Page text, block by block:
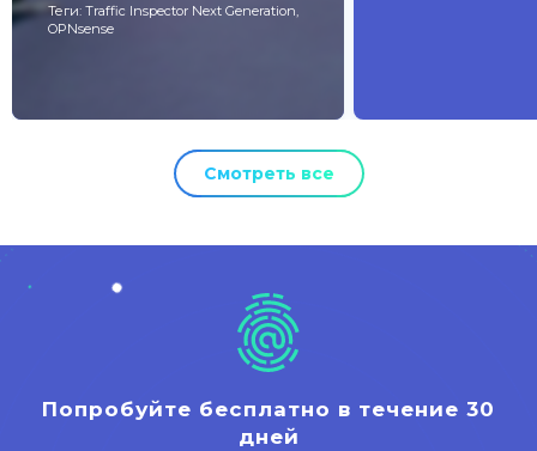
Теги: Traffic Inspector Next Generation,
OPNsense
Смотреть все
Попробуйте бесплатно в течение 30
дней